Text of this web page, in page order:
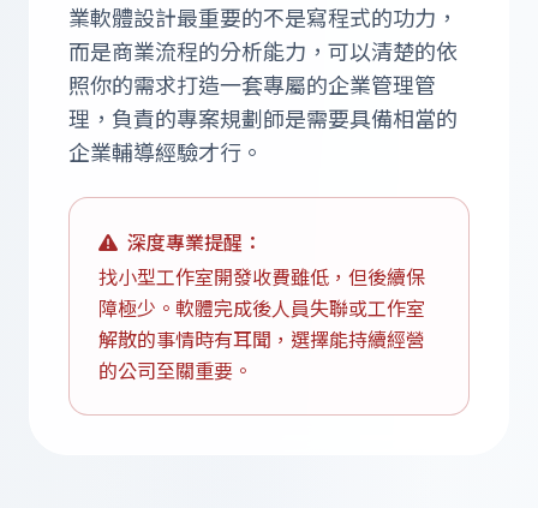
業軟體設計最重要的不是寫程式的功力，
而是商業流程的分析能力，可以清楚的依
照你的需求打造一套專屬的企業管理管
理，負責的專案規劃師是需要具備相當的
企業輔導經驗才行。
深度專業提醒：
找小型工作室開發收費雖低，但後續保
障極少。軟體完成後人員失聯或工作室
解散的事情時有耳聞，選擇能持續經營
的公司至關重要。